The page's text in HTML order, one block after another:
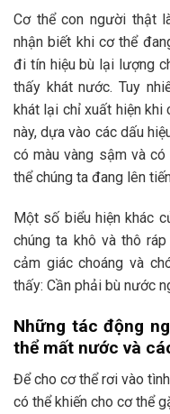
Cơ thể con người thật
nhận biết khi cơ thể
đi tín hiệu bù lại lượng
thấy khát nước. Tuy
khát lại chỉ xuất hiện khi
này, dựa vào các dấu
có màu vàng sậm và
thể chúng ta đang lên
Một số biểu hiện khác
chúng ta khô và thô
cảm giác choáng và
thấy: Cần phải bù nước
Những tác động
thể mất nước và
Để cho cơ thể rơi vào
có thể khiến cho cơ thể